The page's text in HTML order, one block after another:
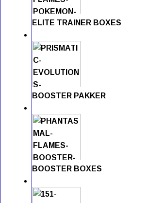
ELITE TRAINER BOXES
BOOSTER PAKKER
BOOSTER BOXES